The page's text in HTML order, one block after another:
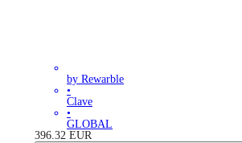
by Rewarble
•
Clave
•
GLOBAL
396.32 EUR